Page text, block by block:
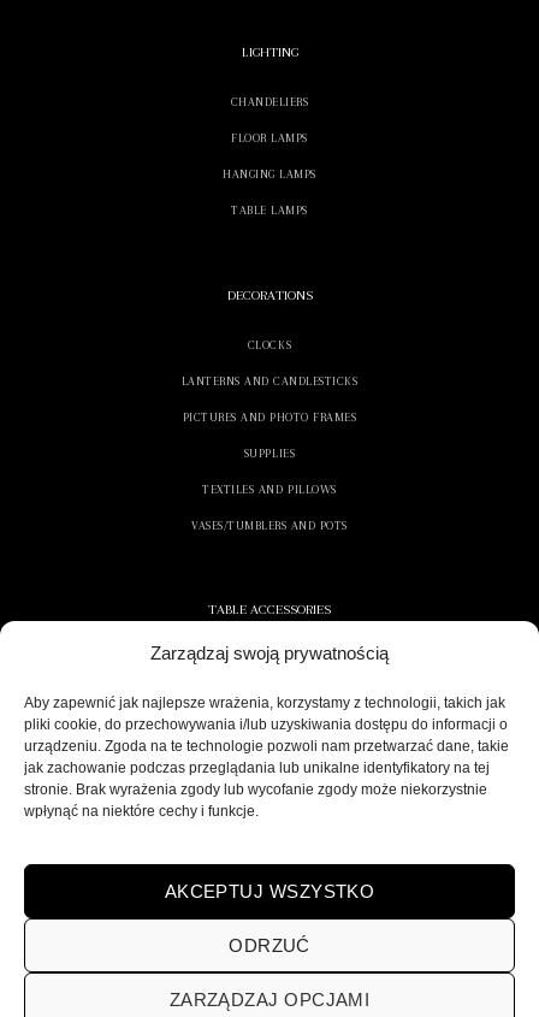
Zarządzaj swoją prywatnością
Aby zapewnić jak najlepsze wrażenia, korzystamy z technologii, takich jak
pliki cookie, do przechowywania i/lub uzyskiwania dostępu do informacji o
urządzeniu. Zgoda na te technologie pozwoli nam przetwarzać dane, takie
jak zachowanie podczas przeglądania lub unikalne identyfikatory na tej
stronie. Brak wyrażenia zgody lub wycofanie zgody może niekorzystnie
wpłynąć na niektóre cechy i funkcje.
AKCEPTUJ WSZYSTKO
ODRZUĆ
ZARZĄDZAJ OPCJAMI
LIGHTING
CHANDELIERS
FLOOR LAMPS
HANGING LAMPS
TABLE LAMPS
DECORATIONS
CLOCKS
LANTERNS AND CANDLESTICKS
PICTURES AND PHOTO FRAMES
SUPPLIES
TEXTILES AND PILLOWS
VASES/TUMBLERS AND POTS
TABLE ACCESSORIES
CONTAINERS AND NAPKINS
COOLERS/ICE CONTAINERS
SALT/PEPPER SHAKERS
SECURE DELIVERY